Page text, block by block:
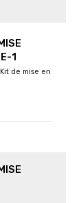
1
Kit de mise en